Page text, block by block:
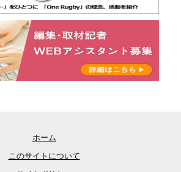
ホーム
このサイトについて